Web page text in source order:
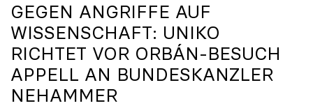
GEGEN ANGRIFFE AUF
WISSENSCHAFT: UNIKO
RICHTET VOR ORBÁN-BESUCH
APPELL AN BUNDESKANZLER
NEHAMMER